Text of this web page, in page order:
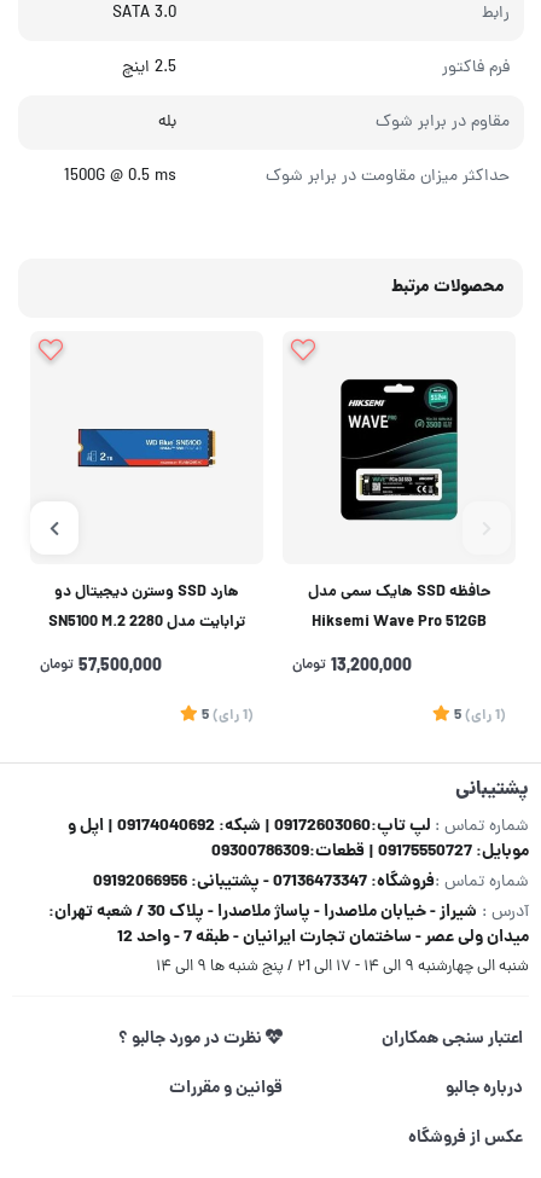
رابط SATA 3.0
فرم فاکتور 2.5 اینچ
مقاوم در برابر شوک بله
حداکثر میزان مقاومت در برابر شوک 1500G @ 0.5 ms
محصولات مرتبط
حافظه SSD هایک سمی مدل
Hiksemi Wave Pro 512GB
nvme
13,200,000 تومان
(1 رای)
5
هارد SSD وسترن دیجیتال دو
ترابایت مدل SN5100 M.2 2280
NVMe
57,500,000 تومان
(1 رای)
5
پشتیبانی
شماره تماس :
لپ تاپ:09172603060 | شبکه: 09174040692 | اپل و
موبایل: 09175550727 | قطعات:09300786309
شماره تماس :فروشگاه: 07136473347 - پشتیبانی: 09192066956
آدرس :
شیراز - خیابان ملاصدرا - پاساژ ملاصدرا - پلاک 30 / شعبه تهران:
میدان ولی عصر - ساختمان تجارت ایرانیان - طبقه 7 - واحد 12
شنبه الی چهارشنبه ۹ الی ۱۴ - ۱۷ الی ۲1 / پنج شنبه ها ۹ الی ۱۴
اعتبار سنجی همکاران
نظرت در مورد جالبو ؟
درباره جالبو
قوانین و مقررات
عکس از فروشگاه